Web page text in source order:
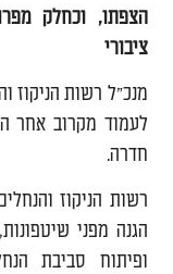
הצפתו, וכחלק
ציבורי
מנכ"ל רשות הניקוז
לעמוד מקרוב אחר
חדרה.
רשות הניקוז
הגנה מפני
ופיתוח סביבת